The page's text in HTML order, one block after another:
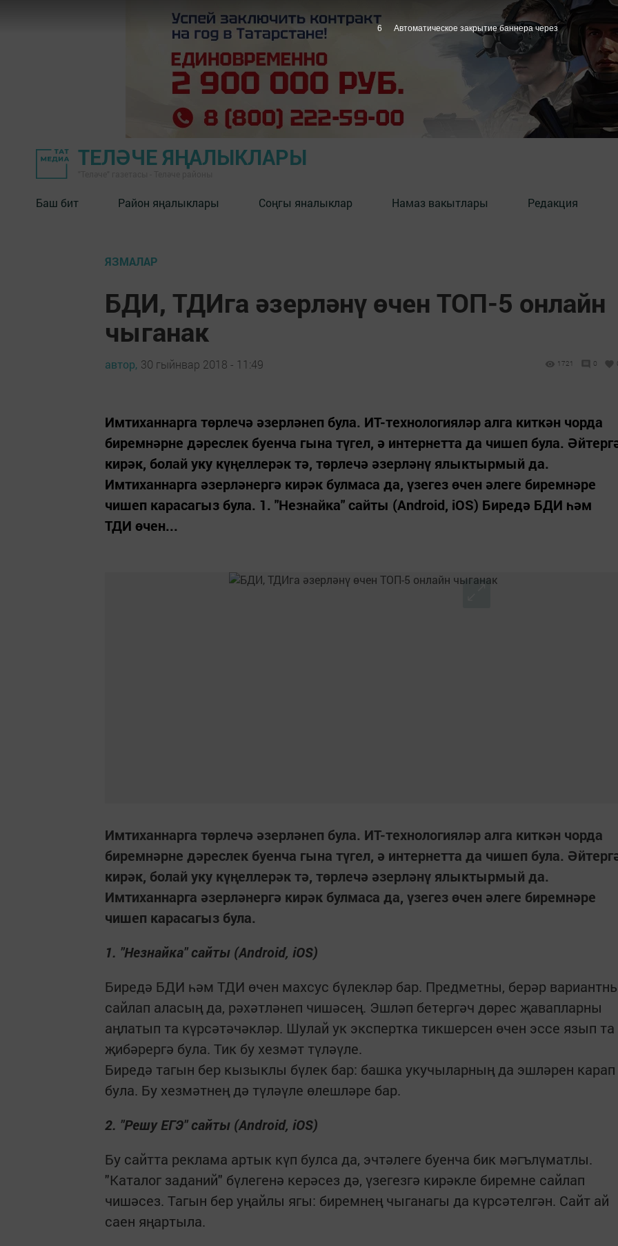
ТЕЛӘЧЕ ЯҢАЛЫКЛАРЫ
Баш бит Район яңалыклары Соңгы яналыклар Намаз вакытлары Редакция
ЯЗМАЛАР
БДИ, ТДИга әзерләнү өчен ТОП-5 онлайн
чыганак
автор, 30 гыйнвар 2018 - 11:49 1721 0
Имтиханнарга төрлечә әзерләнеп була. ИТ-технологияләр алга киткән чорда
биремнәрне дәреслек буенча гына түгел, ә интернетта да чишеп була.
кирәк, болай уку күңеллерәк тә, төрлечә әзерләнү ялыктырмый да.
Имтиханнарга әзерләнергә кирәк булмаса да, үзегез өчен әлеге биремнәре
чишеп карасагыз була. 1. "Незнайка" сайты (Android, iOS) Биредә БДИ һәм
ТДИ өчен...
Имтиханнарга төрлечә әзерләнеп була. ИТ-технологияләр алга киткән чорда
биремнәрне дәреслек буенча гына түгел, ә интернетта да чишеп була.
кирәк, болай уку күңеллерәк тә, төрлечә әзерләнү ялыктырмый да.
Имтиханнарга әзерләнергә кирәк булмаса да, үзегез өчен әлеге биремнәре
чишеп карасагыз була.
1. "Незнайка" сайты (Android, iOS)
Биредә БДИ һәм ТДИ өчен махсус бүлекләр бар. Предметны, берәр
сайлап аласың да, рәхәтләнеп чишәсең. Эшләп бетергәч дөрес җавапларны
аңлатып та күрсәтәчәкләр. Шулай ук экспертка тикшерсен өчен эссе язып та
җибәрергә була. Тик бу хезмәт түләүле.
Биредә тагын бер кызыклы бүлек бар: башка укучыларның да эшләрен карап
була. Бу хезмәтнең дә түләүле өлешләре бар.
2. "Решу ЕГЭ" сайты (Android, iOS)
Бу сайтта реклама артык күп булса да, эчтәлеге буенча бик мәгълүматлы.
"Каталог заданий" бүлегенә керәсез дә, үзегезгә кирәкле биремне сайлап
чишәсез. Тагын бер уңайлы ягы: биремнең чыганагы да күрсәтелгән. Сайт ай
саен яңартыла.
5 Автоматическое закрытие баннера через